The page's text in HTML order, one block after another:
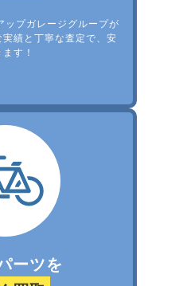
ップガレージグループが
績と丁寧な査定で、安
す！
ーツを